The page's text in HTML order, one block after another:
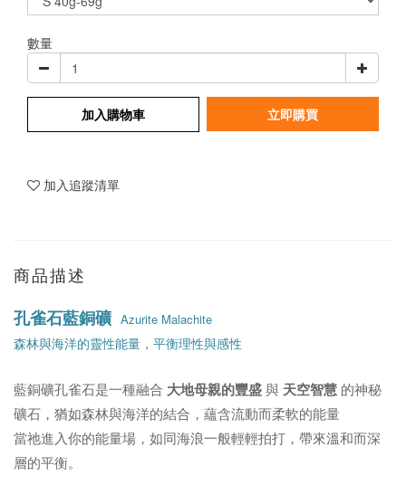
數量
加入購物車 立即購買
加入追蹤清單
商品描述
孔雀石藍銅礦 Azurite Malachite
森林與海洋的靈性能量，平衡理性與感性
藍銅礦孔雀石是一種融合 大地母親的豐盛 與 天空智慧 的神秘
礦石，猶如森林與海洋的結合，蘊含流動而柔軟的能量
當祂進入你的能量場，如同海浪一般輕輕拍打，帶來溫和而深
層的平衡。